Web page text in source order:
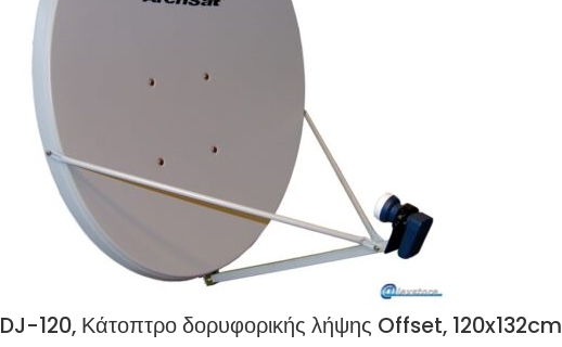
DJ-120, Κάτοπτρο δορυφορικής λήψης Offset, 120x132cm